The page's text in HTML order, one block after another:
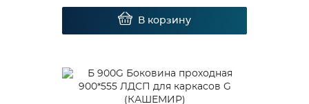
В корзину